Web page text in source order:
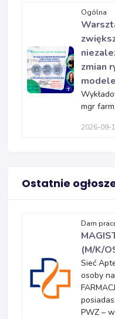
Ogólna
zmian
mgr
2026-09-
Ostatnie
Dam
(M/K/
Sieć
osoby
PWZ –